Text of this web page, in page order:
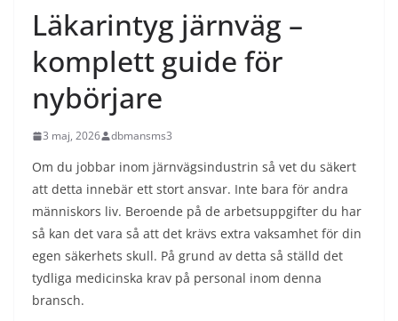
Läkarintyg järnväg –
komplett guide för
nybörjare
3 maj, 2026 dbmansms3
Om du jobbar inom järnvägsindustrin så vet du säkert
att detta innebär ett stort ansvar. Inte bara för andra
människors liv. Beroende på de arbetsuppgifter du har
så kan det vara så att det krävs extra vaksamhet för din
egen säkerhets skull. På grund av detta så ställd det
tydliga medicinska krav på personal inom denna
bransch.